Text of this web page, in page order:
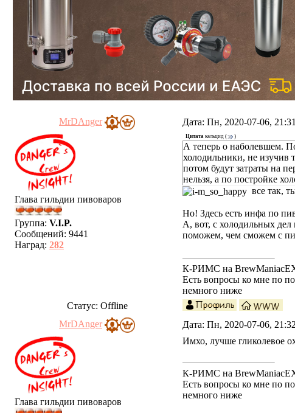
MrDAnger Дата: Пн, 2020-07-06,
Глава гильдии пивоваров
Группа: V.I.P.
Сообщений: 9441
Наград: 282
Цитата кальцид ( )
А теперь о наболевшем.
холодильники, не изучив
потом будут затраты на
нельзя, а по постройке
все так,
Но! Здесь есть инфа по
А, вот, с холодильных дел
поможем, чем сможем с
К-РИМС на
Есть вопросы ко мне по
немного ниже
Статус: Offline
MrDAnger
Дата: Пн, 2020-07-06,
Глава гильдии пивоваров
Имхо, лучше гликолевое
К-РИМС на
Есть вопросы ко мне по
немного ниже